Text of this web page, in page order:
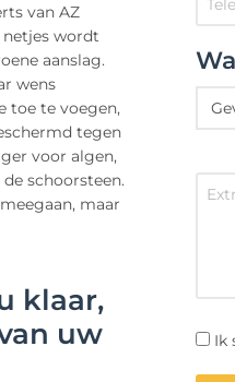
van AZ
wordt
aanslag.
wens
toe te voegen,
tegen
voor algen,
schoorsteen.
maar
klaar,
uw
Ik